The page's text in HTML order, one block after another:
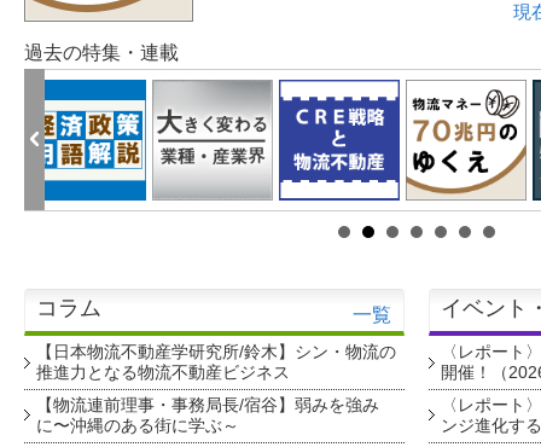
現
過去の特集・連載
コラム 一覧
【日本物流不動産学研究所/鈴木】シン・物流の
推進力となる物流不動産ビジネス
【物流連前理事・事務局長/宿谷】弱みを強み
に〜沖縄のある街に学ぶ～
イベント
〈レポート
開催！（
〈レポート
ンジ進化す